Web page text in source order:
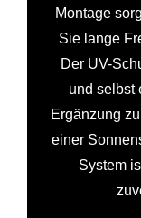
Montage
Sie lange
Der UV-
und selbst
Ergänzung
einer
System